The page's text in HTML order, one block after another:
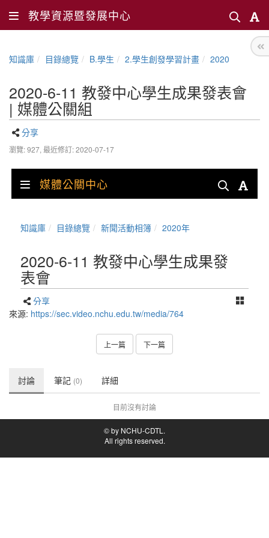
教學資源暨發展中心
知識庫 目錄總覽 B.學生 2.學生創發學習計畫 2020
2020-6-11 教發中心學生成果發表會
| 媒體公關組
分享
瀏覽: 927, 最近修訂: 2020-07-17
來源: https://sec.video.nchu.edu.tw/media/764
上一篇 下一篇
討論 筆記 (0) 詳細
目前沒有討論
© by NCHU-CDTL.
All rights reserved.